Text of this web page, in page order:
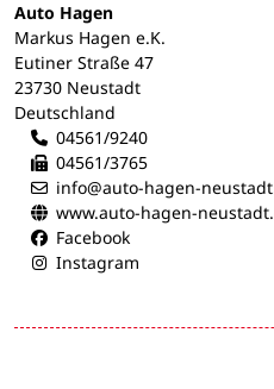
Auto Hagen
Markus Hagen e.K.
Eutiner Straße 47
23730 Neustadt
Deutschland
04561/9240
04561/3765
info@auto-hagen-
www.auto-hagen-
Facebook
Instagram